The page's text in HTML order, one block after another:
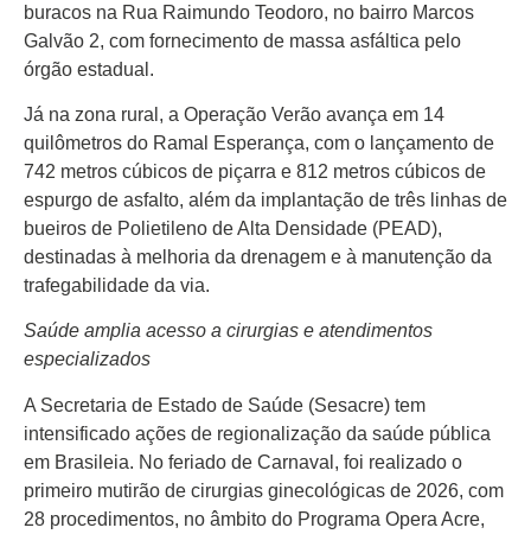
buracos na Rua Raimundo Teodoro, no bairro Marcos
Galvão 2, com fornecimento de massa asfáltica pelo
órgão estadual.
Já na zona rural, a Operação Verão avança em 14
quilômetros do Ramal Esperança, com o lançamento de
742 metros cúbicos de piçarra e 812 metros cúbicos de
espurgo de asfalto, além da implantação de três linhas de
bueiros de Polietileno de Alta Densidade (PEAD),
destinadas à melhoria da drenagem e à manutenção da
trafegabilidade da via.
Saúde amplia acesso a cirurgias e atendimentos
especializados
A Secretaria de Estado de Saúde (Sesacre) tem
intensificado ações de regionalização da saúde pública
em Brasileia. No feriado de Carnaval, foi realizado o
primeiro mutirão de cirurgias ginecológicas de 2026, com
28 procedimentos, no âmbito do Programa Opera Acre,